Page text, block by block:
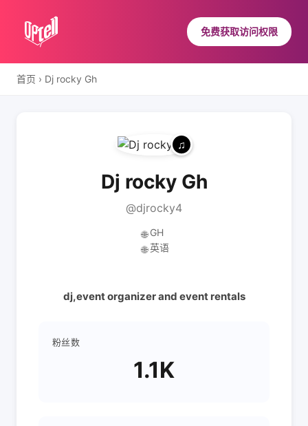
免费获取访问权限
首页 › Dj rocky Gh
Dj rocky Gh
@djrocky4
🌐 GH
🌐 英语
dj,event organizer and event rentals
粉丝数
1.1K